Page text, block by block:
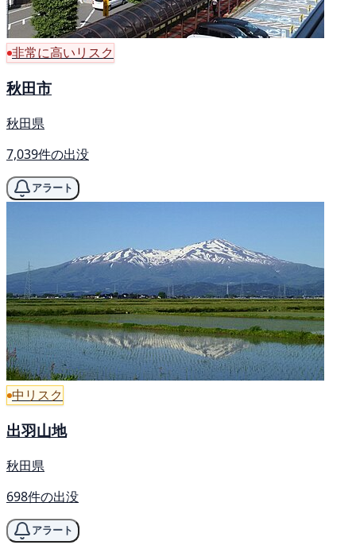
非常に高いリスク
秋田市
秋田県
7,039件の出没
アラート
中リスク
出羽山地
秋田県
698件の出没
アラート